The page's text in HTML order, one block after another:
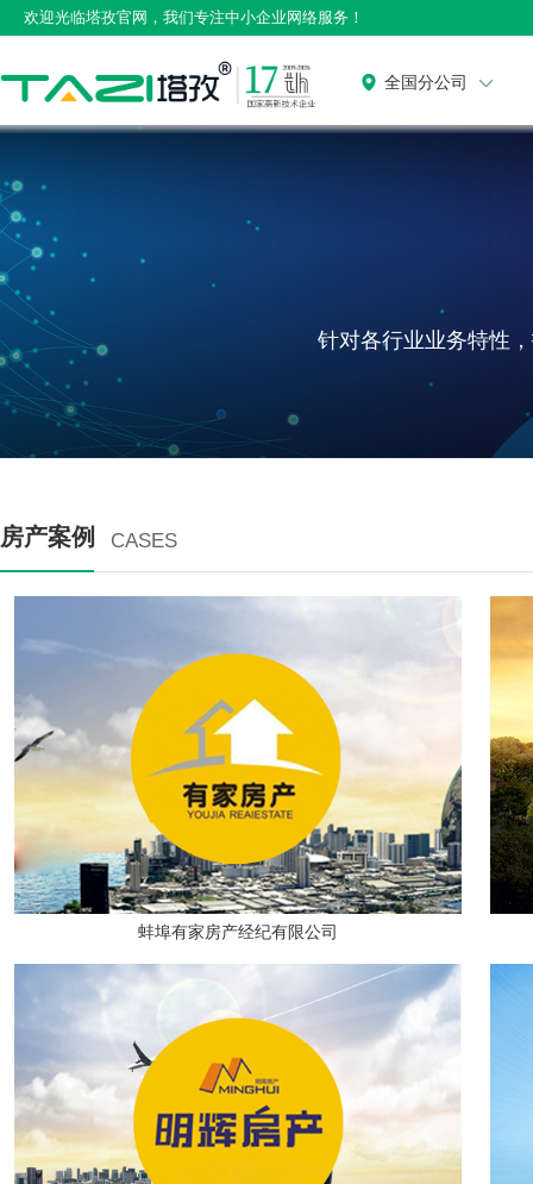
欢迎光临塔孜官网，我们专注中小企业网络服务！
全国分公司
针对各行业业务特性
房产案例 CASES
蚌埠有家房产经纪有限公司